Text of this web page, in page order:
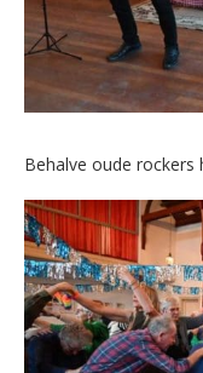
Behalve oude